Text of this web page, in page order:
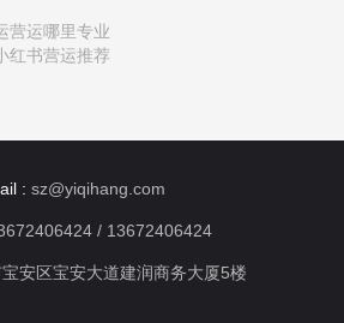
营运哪里专业
红书营运推荐
: sz@yiqihang.com
/ 13672406424
安区宝安大道建润商务大厦5楼